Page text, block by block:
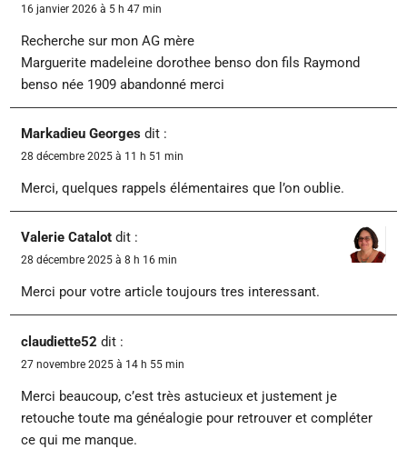
16 janvier 2026 à 5 h 47 min
Recherche sur mon AG mère
Marguerite madeleine dorothee benso don fils Raymond
benso née 1909 abandonné merci
Markadieu Georges dit :
28 décembre 2025 à 11 h 51 min
Merci, quelques rappels élémentaires que l’on oublie.
Valerie Catalot dit :
28 décembre 2025 à 8 h 16 min
Merci pour votre article toujours tres interessant.
claudiette52 dit :
27 novembre 2025 à 14 h 55 min
Merci beaucoup, c’est très astucieux et justement je
retouche toute ma généalogie pour retrouver et compléter
ce qui me manque.